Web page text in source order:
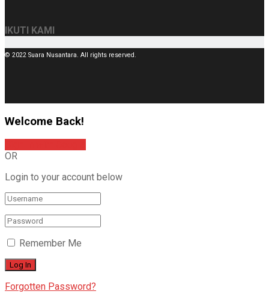
IKUTI KAMI
© 2022 Suara Nusantara. All rights reserved.
Welcome Back!
OR
Login to your account below
Remember Me
Forgotten Password?